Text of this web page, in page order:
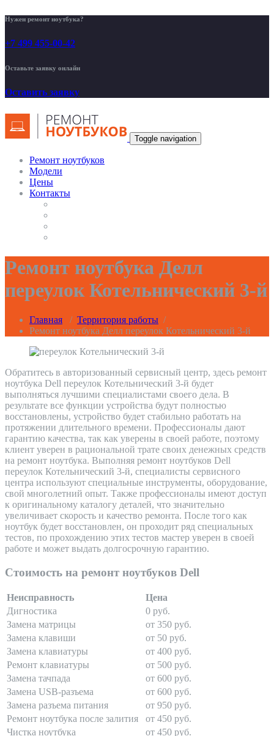
Нужен ремонт ноутбука?
+7 499 455-00-42
Оставьте заявку онлайн
Оставить заявку
Toggle navigation
Ремонт ноутбуков
Модели
Цены
Контакты
Ремонт ноутбука Делл
переулок Котельнический 3-й
Главная / Территория работы /
Ремонт ноутбука Делл переулок Котельнический 3-й
Обратитесь в авторизованный сервисный центр, здесь ремонт
ноутбука Dell переулок Котельнический 3-й будет
выполняться лучшими специалистами своего дела. В
результате все функции устройства будут полностью
восстановлены, устройство будет стабильно работать на
протяжении длительного времени. Профессионалы дают
гарантию качества, так как уверены в своей работе, поэтому
клиент уверен в рациональной трате своих денежных средств
на ремонт ноутбука. Выполняя ремонт ноутбуков Dell
переулок Котельнический 3-й, специалисты сервисного
центра используют специальные инструменты, оборудование,
свой многолетний опыт. Также профессионалы имеют доступ
к оригинальному каталогу деталей, что значительно
увеличивает скорость и качество ремонта. После того как
ноутбук будет восстановлен, он проходит ряд специальных
тестов, по прохождению этих тестов мастер уверен в своей
работе и может выдать долгосрочную гарантию.
Стоимость на ремонт ноутбуков Dell
Неисправность
Цена
Дигностика
0 руб.
Замена матрицы
от 350 руб.
Замена клавиши
от 50 руб.
Замена клавиатуры
от 400 руб.
Ремонт клавиатуры
от 500 руб.
Замена тачпада
от 600 руб.
Замена USB-разъема
от 600 руб.
Замена разъема питания
от 950 руб.
Ремонт ноутбука после залития
от 450 руб.
Чистка ноутбука
от 450 руб.